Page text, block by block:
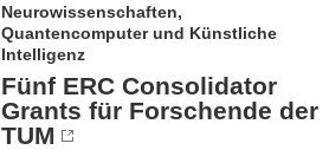
Neurowissenschaften,
Quantencomputer und Künstliche
Intelligenz
Fünf ERC Consolidator
Grants für Forschende der
TUM